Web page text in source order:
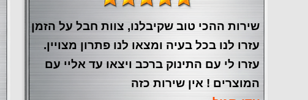
שירות ההכי טוב שקיבלנו, צוות חבל על הזמן
עזרו לנו בכל בעיה ומצאו לנו פתרון מצויין.
עזרו לי עם התינוק ברכב ויצאו עד אליי עם
המוצרים ! אין שירות כזה